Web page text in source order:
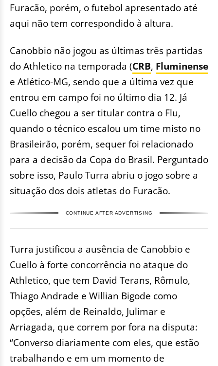
Furacão, porém, o futebol apresentado até
aqui não tem correspondido à altura.
Canobbio não jogou as últimas três partidas
do Athletico na temporada (CRB, Fluminense
e Atlético-MG, sendo que a última vez que
entrou em campo foi no último dia 12. Já
Cuello chegou a ser titular contra o Flu,
quando o técnico escalou um time misto no
Brasileirão, porém, sequer foi relacionado
para a decisão da Copa do Brasil. Perguntado
sobre isso, Paulo Turra abriu o jogo sobre a
situação dos dois atletas do Furacão.
CONTINUE AFTER ADVERTISING
Turra justificou a ausência de Canobbio e
Cuello à forte concorrência no ataque do
Athletico, que tem David Terans, Rômulo,
Thiago Andrade e Willian Bigode como
opções, além de Reinaldo, Julimar e
Arriagada, que correm por fora na disputa:
“Converso diariamente com eles, que estão
trabalhando e em um momento de